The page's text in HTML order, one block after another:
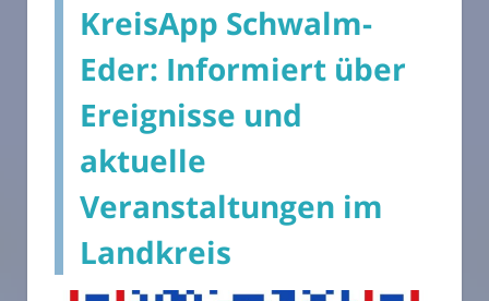
KreisApp Schwalm-
Eder: Informiert über
Ereignisse und
aktuelle
Veranstaltungen im
Landkreis